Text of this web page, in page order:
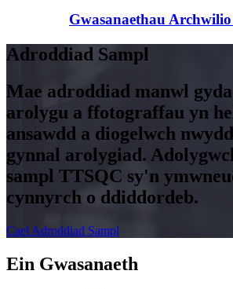
Gwasanaethau
Adroddiad Sampl
Mae adroddiad manwl
arolygu a ffotograffau yn
ansawdd a diogelwch
gynnal arolygiad.
sampl TTSQC sy'n
cynnyrch o ddiddordeb.
Cael Adroddiad Sampl
Ein Gwasanaeth